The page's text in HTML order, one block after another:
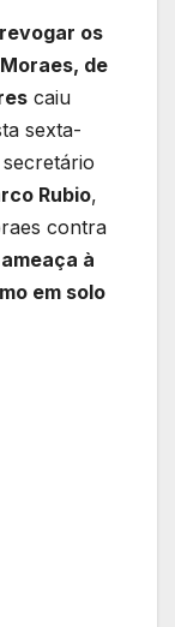
revogar os
de
caiu
sexta-
Rubio,
contra
à
em solo